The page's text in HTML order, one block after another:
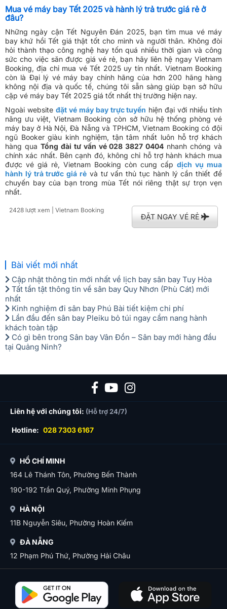
Mua vé máy bay Tết 2025 và hành lý trả trước giá rẻ ở
đâu?
Những ngày cận Tết Nguyên Đán 2025, bạn tìm mua vé máy
bay khứ hồi Tết giá thật tốt cho mình và người thân. Không đòi
hỏi thành thạo công nghệ hay tốn quá nhiều thời gian và công
sức cho việc săn được giá vé rẻ, bạn hãy liên hệ ngay Vietnam
Booking, địa chỉ mua vé Tết 2025 uy tín nhất. Vietnam Booking
còn là Đại lý vé máy bay chính hãng của hơn 200 hãng hàng
không nội địa và quốc tế, chúng tôi sẵn sàng giúp bạn sở hữu
cặp vé máy bay Tết 2025 giá tốt nhất thị trường hiện nay.
Ngoài website đặt vé máy bay trực tuyến hiện đại với nhiều tính
năng ưu việt, Vietnam Booking còn sở hữu hệ thống phòng vé
máy bay ở Hà Nội, Đà Nẵng và TPHCM, Vietnam Booking có đội
ngũ Booker giàu kinh nghiệm, tận tâm nhất luôn hỗ trợ khách
hàng qua Tổng đài tư vấn vé 028 3827 0404 nhanh chóng và
chính xác nhất. Bên cạnh đó, không chỉ hỗ trợ hành khách mua
được vé giá rẻ, Vietnam Booking còn cung cấp dịch vụ mua
hành lý trả trước giá rẻ và tư vấn thủ tục hành lý cần thiết để
chuyến bay của bạn trong mùa Tết nói riêng thật sự trọn vẹn
nhất.
2428 lượt xem | Vietnam Booking
ĐẶT NGAY VÉ RẺ
Bài viết mới nhất
Cập nhật thông tin mới nhất về lịch bay sân bay Tuy Hòa
Tất tần tật thông tin về sân bay Quy Nhơn (Phù Cát) mới
nhất
Kinh nghiệm đi sân bay Phú Bài tiết kiệm chi phí
Lần đầu đến sân bay Pleiku bỏ túi ngay cẩm nang hành
khách toàn tập
Có gì bên trong Sân bay Vân Đồn – Sân bay mới hàng đầu
tại Quảng Ninh?
Liên hệ với chúng tôi: (Hỗ trợ 24/7)
Hotline: 028 7303 6167
HỒ CHÍ MINH
164 Lê Thánh Tôn, Phường Bến Thành
190-192 Trần Quý, Phường Minh Phụng
HÀ NỘI
11B Nguyễn Siêu, Phường Hoàn Kiếm
ĐÀ NẴNG
12 Phạm Phú Thứ, Phường Hải Châu